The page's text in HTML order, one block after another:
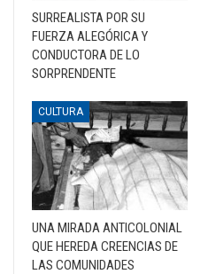
SURREALISTA POR SU
FUERZA ALEGÓRICA Y
CONDUCTORA DE LO
SORPRENDENTE
CULTURA
UNA MIRADA ANTICOLONIAL
QUE HEREDA CREENCIAS DE
LAS COMUNIDADES